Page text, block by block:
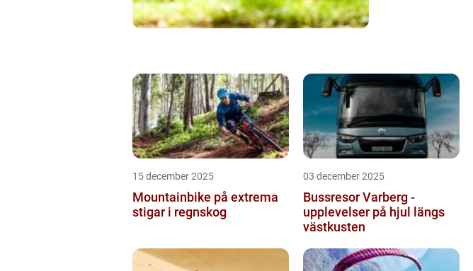
15 december 2025
Mountainbike på extrema
stigar i regnskog
03 december 2025
Bussresor Varberg -
upplevelser på hjul längs
västkusten